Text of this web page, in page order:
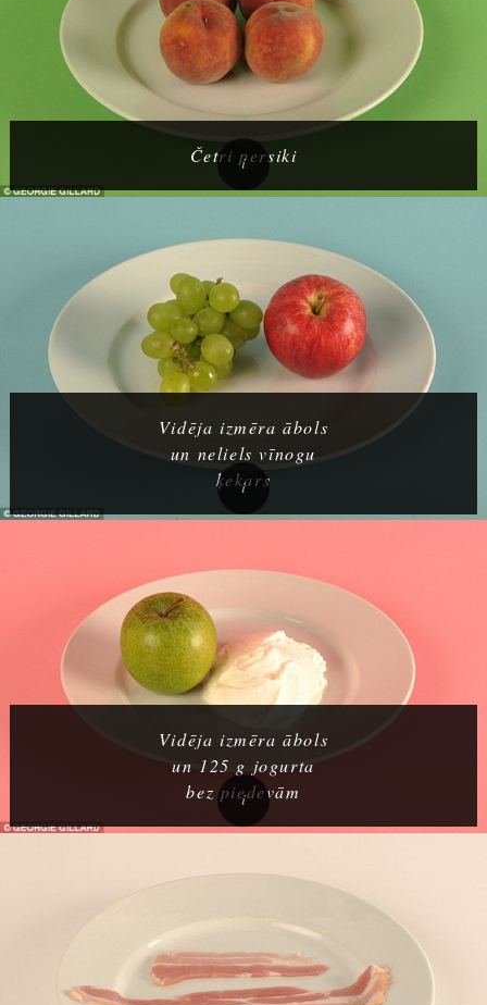
Četri persiki
Vidēja izmēra ābols
un neliels vīnogu
ķekars
Vidēja izmēra ābols
un 125 g jogurta
bez piedevām